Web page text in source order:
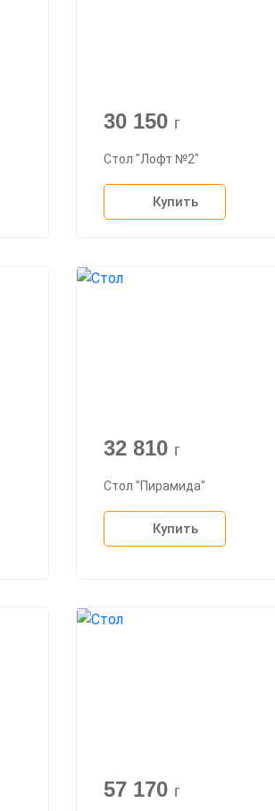
30 150 г
Стол "Лофт №2"
Купить
32 810 г
Стол "Пирамида"
Купить
57 170 г